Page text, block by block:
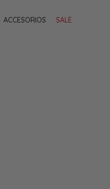
ACCESORIOS SALE